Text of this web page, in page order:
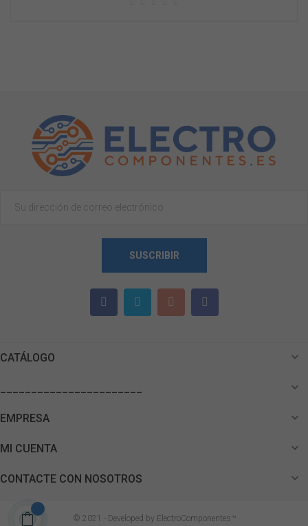
SUSCRIBIR
CATÁLOGO 

EMPRESA 
MI CUENTA 
CONTACTE CON NOSOTROS 
© 2021 - Developed by ElectroComponentes™